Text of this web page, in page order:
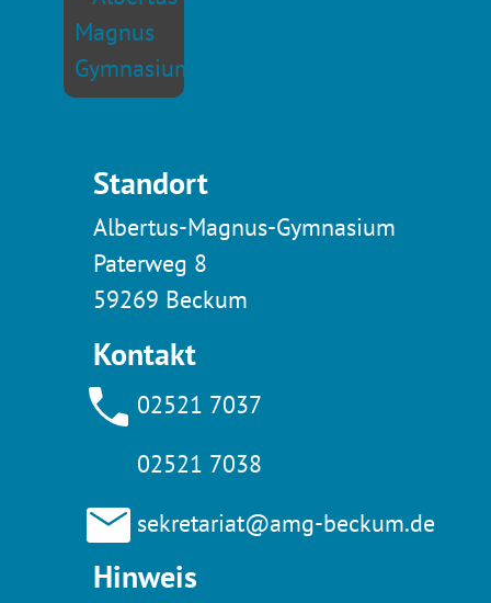
Standort
Albertus-Magnus-Gymnasium
Paterweg 8
59269 Beckum
Kontakt
02521 7037
02521 7038
sekretariat@amg-beckum.de
Hinweis